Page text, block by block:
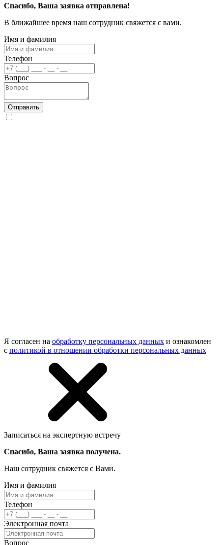
Спасибо, Ваша заявка отправлена!
В ближайшее время наш сотрудник свяжется с вами.
Имя и фамилия
Телефон
Вопрос
Отправить
Я согласен на обработку персональных данных и ознакомлен
с политикой в отношении обработки персональных данных
Записаться на экспертную встречу
Спасибо, Ваша заявка получена.
Наш сотрудник свяжется с Вами.
Имя и фамилия
Телефон
Электронная почта
Вопрос